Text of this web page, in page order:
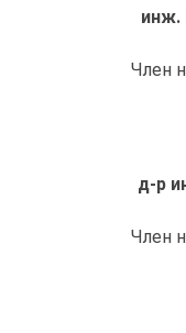
инж.
Член
д-р
Член